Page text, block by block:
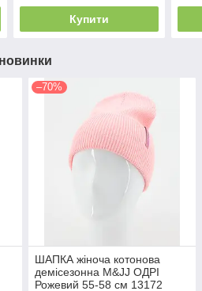
Купити
–70%
ШАПКА жіноча котонова
демісезонна M&JJ ОДРІ
Рожевий 55-58 см 13172